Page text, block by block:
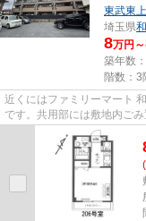
東武東
埼玉県
8万円～
築年数
階数：3
近くにはファミリーマート
です。共用部には敷地内ご
用可能な物件なので、交通経...